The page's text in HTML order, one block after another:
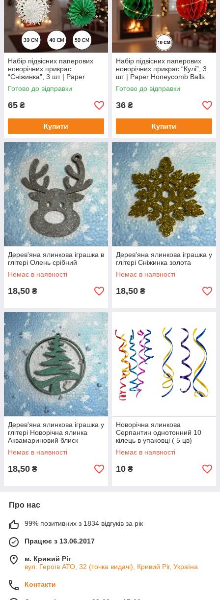
Набір підвісних паперових
новорічних прикрас
“Сніжинка”, 3 шт | Paper
Hanging Decorations
Snowflake
Готово до відправки
65 ₴
Купити
Набір підвісних паперових
новорічних прикрас “Кулі”, 3
шт | Paper Honeycomb Balls
Decorations
Готово до відправки
36 ₴
Купити
Дерев'яна ялинкова іграшка в
глітері Олень срібний
Немає в наявності
18,50 ₴
Дерев'яна ялинкова іграшка у
глітері Сніжинка золота
Немає в наявності
18,50 ₴
Дерев'яна ялинкова іграшка у
глітері Новорічна ялинка
Аквамариновий блиск
Немає в наявності
18,50 ₴
Новорічна ялинкова
Серпантин однотонний 10
кілець в упаковці ( 5 цв)
Немає в наявності
10 ₴
Про нас
99% позитивних з 1834 відгуків за рік
Працює з 13.06.2017
м. Кривий Ріг
вул. Героїв АТО, 32 (точка видачі), Кривий Ріг, Україна
Контакти